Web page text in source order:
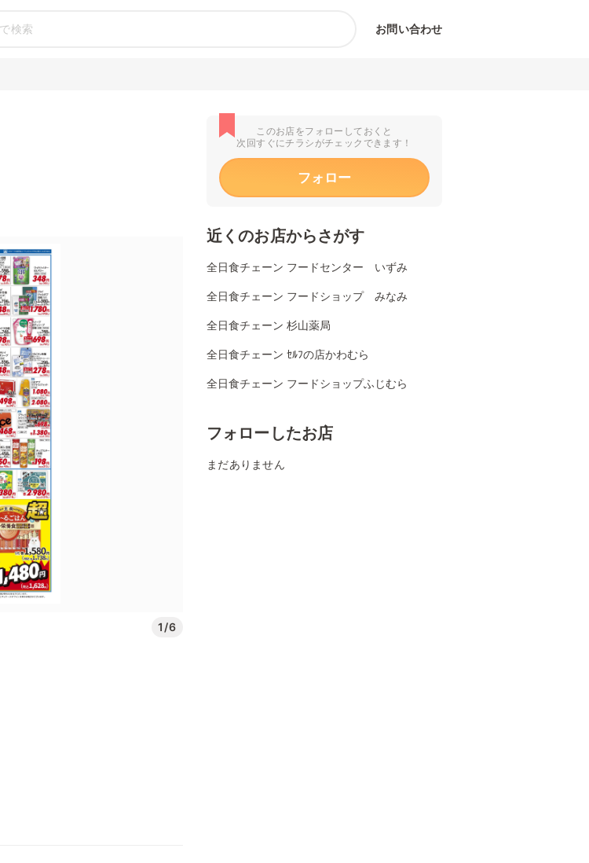
お問い合わせ
1/6
このお店をフォローしておくと
次回すぐにチラシがチェックできます！
フォロー
近くのお店からさがす
全日食チェーン フードセンター いずみ
全日食チェーン フードショップ みなみ
全日食チェーン 杉山薬局
全日食チェーン ｾﾙﾌの店かわむら
全日食チェーン フードショップふじむら
フォローしたお店
まだありません